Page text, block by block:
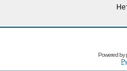
Powered by